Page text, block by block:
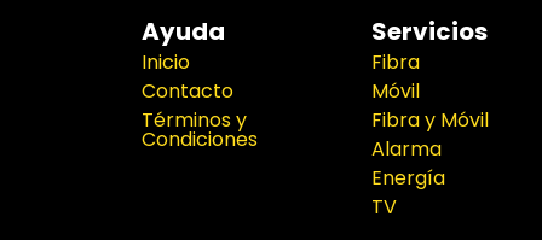
Ayuda
Inicio
Contacto
Términos y
Condiciones
Servicios
Fibra
Móvil
Fibra y Móvil
Alarma
Energía
TV